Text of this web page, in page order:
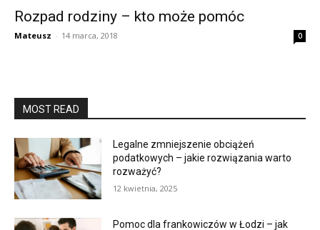
Rozpad rodziny – kto może pomóc
Mateusz - 14 marca, 2018 0
MOST READ
Legalne zmniejszenie obciążeń
podatkowych – jakie rozwiązania warto
rozważyć?
12 kwietnia, 2025
Pomoc dla frankowiczów w Łodzi – jak